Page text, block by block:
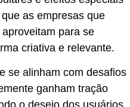
as empresas que
para se
criativa e relevante.
se alinham com desafios
ganham tração